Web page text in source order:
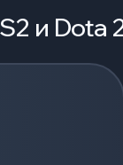
и Dota